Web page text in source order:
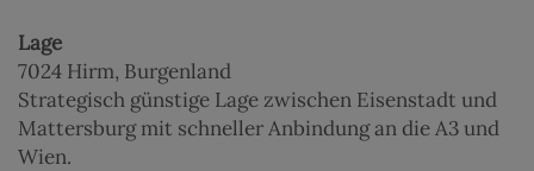
Lage
7024 Hirm, Burgenland
Strategisch günstige Lage zwischen Eisenstadt und
Mattersburg mit schneller Anbindung an die A3 und
Wien.